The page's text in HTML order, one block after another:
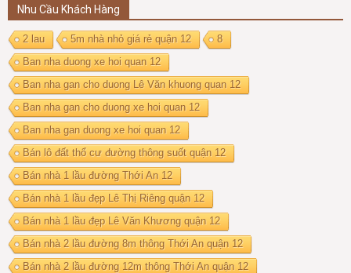
Nhu Cầu Khách Hàng
2 lau 5m nhà nhỏ giá rẻ quận 12
8
Ban nha duong xe hoi quan 12
Ban nha gan cho duong Lê Văn khuong quan 12
Ban nha gan cho duong xe hoi quan 12
Ban nha gan duong xe hoi quan 12
Bán lô đất thổ cư đường thông suốt quận 12
Bán nhà 1 lầu đường Thới An 12
Bán nhà 1 lầu đẹp Lê Thị Riêng quận 12
Bán nhà 1 lầu đẹp Lê Văn Khương quận 12
Bán nhà 2 lầu đường 8m thông Thới An quận 12
Bán nhà 2 lầu đường 12m thông Thới An quận 12